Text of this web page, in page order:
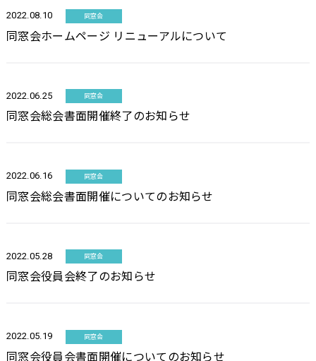
2022.08.10 同窓会
同窓会ホームページ リニューアルについて
2022.06.25 同窓会
同窓会総会書面開催終了のお知らせ
2022.06.16 同窓会
同窓会総会書面開催についてのお知らせ
2022.05.28 同窓会
同窓会役員会終了のお知らせ
2022.05.19 同窓会
同窓会役員会書面開催についてのお知らせ